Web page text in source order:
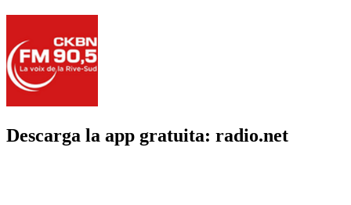
Descarga la app gratuita: radio.net